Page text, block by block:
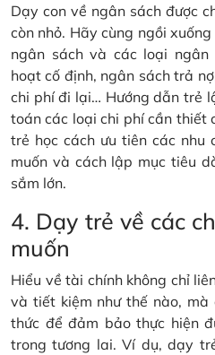
Dạy con về ngân sách được
còn nhỏ. Hãy cùng ngồi
ngân sách và các loại ngân
hoạt cố định, ngân sách trả
chi phí đi lại… Hướng dẫn trẻ
toán các loại chi phí cần thiết
trẻ học cách ưu tiên các nhu
muốn và cách lập mục tiêu
sắm lớn.
4. Dạy trẻ về các
muốn
Hiểu về tài chính không chỉ
và tiết kiệm như thế nào, mà
thức để đảm bảo thực hiện
trong tương lai. Ví dụ, dạy